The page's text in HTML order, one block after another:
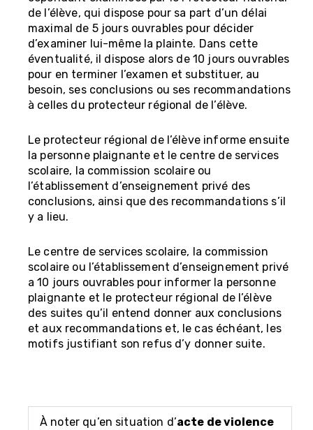
de l’élève, qui dispose pour sa part d’un délai
maximal de 5 jours ouvrables pour décider
d’examiner lui-même la plainte. Dans cette
éventualité, il dispose alors de 10 jours ouvrables
pour en terminer l’examen et substituer, au
besoin, ses conclusions ou ses recommandations
à celles du protecteur régional de l’élève.
Le protecteur régional de l’élève informe ensuite
la personne plaignante et le centre de services
scolaire, la commission scolaire ou
l’établissement d’enseignement privé des
conclusions, ainsi que des recommandations s’il
y a lieu.
Le centre de services scolaire, la commission
scolaire ou l’établissement d’enseignement privé
a 10 jours ouvrables pour informer la personne
plaignante et le protecteur régional de l’élève
des suites qu’il entend donner aux conclusions
et aux recommandations et, le cas échéant, les
motifs justifiant son refus d’y donner suite.
À noter qu’en situation d’acte de violence